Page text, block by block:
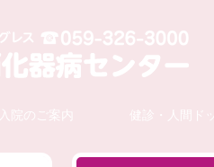
入院のご案内 健診・人間ド